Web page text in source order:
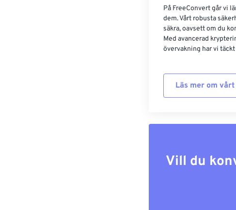
På FreeConvert går vi
dem. Vårt robusta
säkra, oavsett om du
Med avancerad
övervakning har vi
Läs mer om
Vill du